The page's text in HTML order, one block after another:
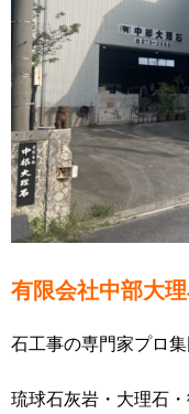
有限会社中部大
石工事の専門家プロ集
琉球石灰岩・大理石